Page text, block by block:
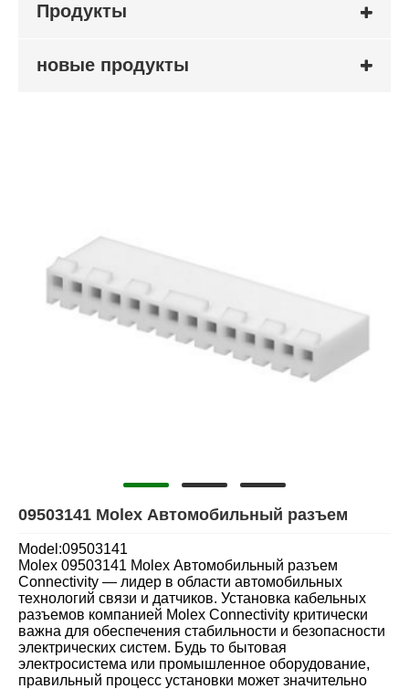
Продукты
новые продукты
09503141 Molex Автомобильный разъем
Model:09503141
Molex 09503141 Molex Автомобильный разъем
Connectivity — лидер в области автомобильных
технологий связи и датчиков. Установка кабельных
разъемов компанией Molex Connectivity критически
важна для обеспечения стабильности и безопасности
электрических систем. Будь то бытовая
электросистема или промышленное оборудование,
правильный процесс установки может значительно